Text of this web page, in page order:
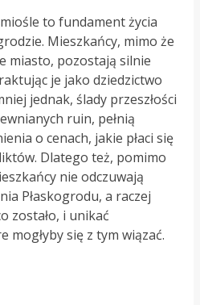
to fundament życia
Mieszkańcy, mimo że
miasto, pozostają silnie
je jako dziedzictwo
jednak, ślady przeszłości
ruin, pełnią
o cenach, jakie płaci się
Dlatego też, pomimo
nie odczuwają
Płaskogrodu, a raczej
zostało, i unikać
mogłyby się z tym wiązać.